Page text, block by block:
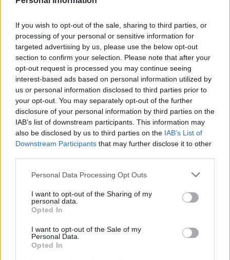
If you wish to opt-out of the sale, sharing to third parties, or
processing of your personal or sensitive information for
targeted advertising by us, please use the below opt-out
section to confirm your selection. Please note that after your
opt-out request is processed you may continue seeing
interest-based ads based on personal information utilized by
us or personal information disclosed to third parties prior to
your opt-out. You may separately opt-out of the further
disclosure of your personal information by third parties on the
IAB’s list of downstream participants. This information may
also be disclosed by us to third parties on the IAB’s List of
Downstream Participants that may further disclose it to other
Personal Data Processing Opt Outs
I want to opt-out of the Sharing of my
personal data.
Opted In
I want to opt-out of the Sale of my
Personal Data.
Opted In
TUOREIMMAT